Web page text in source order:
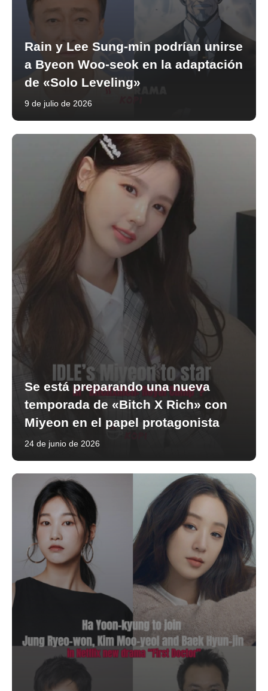
Rain y Lee Sung-min podrían unirse
a Byeon Woo-seok en la adaptación
de «Solo Leveling»
9 de julio de 2026
Se está preparando una nueva
temporada de «Bitch X Rich» con
Miyeon en el papel protagonista
24 de junio de 2026